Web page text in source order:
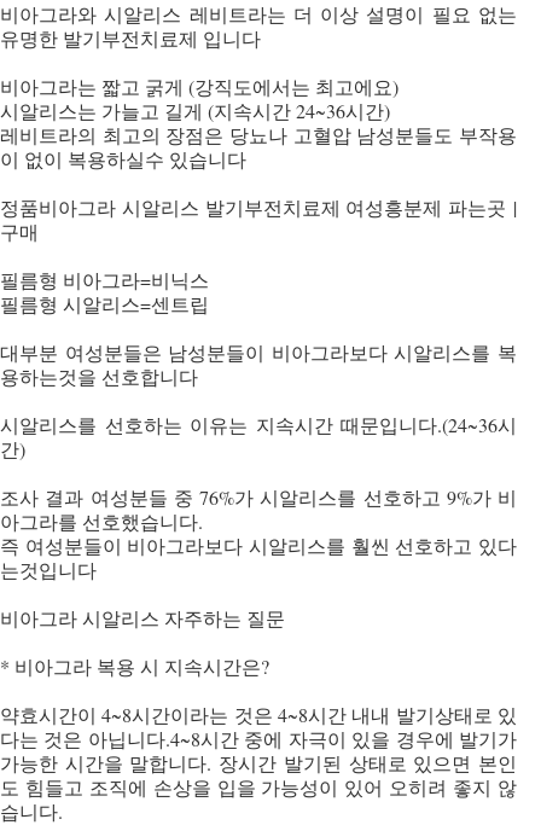
비아그라와 시알리스 레비트라는 더 이상 설명이 필요 없는
유명한 발기부전치료제 입니다
비아그라는 짧고 굵게 (강직도에서는 최고에요)
시알리스는 가늘고 길게 (지속시간 24~36시간)
레비트라의 최고의 장점은 당뇨나 고혈압 남성분들도 부작용
이 없이 복용하실수 있습니다
정품비아그라 시알리스 발기부전치료제 여성흥분제 파는곳 |
구매
필름형 비아그라=비닉스
필름형 시알리스=센트립
대부분 여성분들은 남성분들이 비아그라보다 시알리스를 복
용하는것을 선호합니다
시알리스를 선호하는 이유는 지속시간 때문입니다.(24~36시
간)
조사 결과 여성분들 중 76%가 시알리스를 선호하고 9%가 비
아그라를 선호했습니다.
즉 여성분들이 비아그라보다 시알리스를 훨씬 선호하고 있다
는것입니다
비아그라 시알리스 자주하는 질문
* 비아그라 복용 시 지속시간은?
약효시간이 4~8시간이라는 것은 4~8시간 내내 발기상태로 있
다는 것은 아닙니다.4~8시간 중에 자극이 있을 경우에 발기가
가능한 시간을 말합니다. 장시간 발기된 상태로 있으면 본인
도 힘들고 조직에 손상을 입을 가능성이 있어 오히려 좋지 않
습니다.